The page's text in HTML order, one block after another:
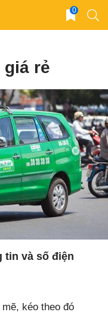
0
giá rẻ
tin và số điện
kéo theo đó